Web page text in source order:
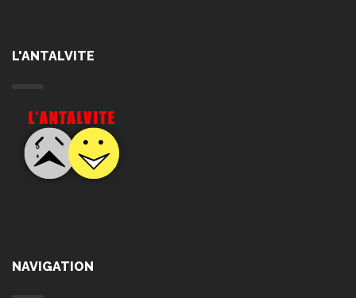
L'ANTALVITE
NAVIGATION